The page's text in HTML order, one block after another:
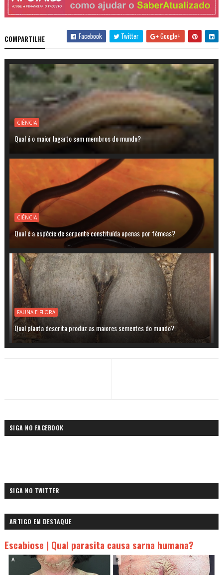
COMPARTILHE Facebook Twitter Google+
CIÊNCIA
Qual é o maior lagarto sem membros do mundo?
CIÊNCIA
Qual é a espécie de serpente constituída apenas por fêmeas?
FAUNA E FLORA
Qual planta descrita produz as maiores sementes do mundo?
SIGA NO FACEBOOK
SIGA NO TWITTER
ARTIGO EM DESTAQUE
Escabiose | Qual parasita causa sarna humana?